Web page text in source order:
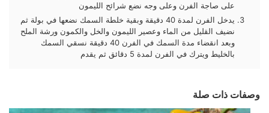
على صاجة الفرن وعلى وجه نضع شرائح الليمون
يدخل الفرن لمدة 40 دقيقة وبقية خلطة السمك نضعها في بولة ثم
نضيف القليل من الماء وعصير الليمون والخل والكمون ورشة الملح
وبعد انقضاء مدة السمك في الفرن 40 دقيقة نسقي السمك
بالخليط ويترك في الفرن لمدة 5 دقائق ثم يقدم
وصفات ذات صلة